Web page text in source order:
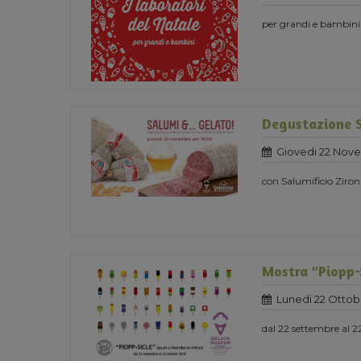
per grandi e bambini
Degustazione
Giovedi 22
con Salumificio
Mostra
Lunedi 22
dal 22 settembre al